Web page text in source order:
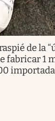
de la
fabricar 1